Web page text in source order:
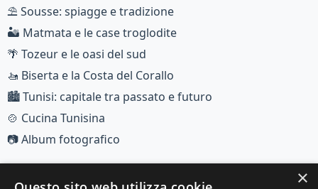
⛱️ Sousse: spiagge e tradizione
🏜️ Matmata e le case troglodite
🌴 Tozeur e le oasi del sud
🚤 Biserta e la Costa del Corallo
🏙️ Tunisi: capitale tra passato e futuro
🍲 Cucina Tunisina
📷 Album fotografico
×